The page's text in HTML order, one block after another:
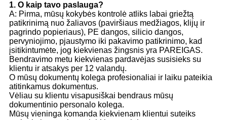
1. O kaip tavo paslauga?
A: Pirma, mūsų kokybės kontrolė atliks labai griežtą
patikrinimą nuo žaliavos (paviršiaus medžiagos, klijų ir
pagrindo popieriaus), PE dangos, silicio dangos,
pervyniojimo, pjaustymo iki pakavimo patikrinimo, kad
įsitikintumėte, jog kiekvienas žingsnis yra PAREIGAS.
Bendravimo metu kiekvienas pardavėjas susisieks su
klientu ir atsakys per 12 valandų.
O mūsų dokumentų kolega profesionaliai ir laiku pateikia
atitinkamus dokumentus.
Vėliau su klientu visapusiškai bendraus mūsų
dokumentinio personalo kolega.
Mūsų vieninga komanda kiekvienam klientui suteiks